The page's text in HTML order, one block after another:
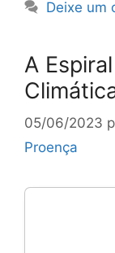
Deixe um
A
05/06/2023
Proença